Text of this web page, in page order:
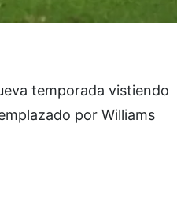
temporada vistiendo
por Williams